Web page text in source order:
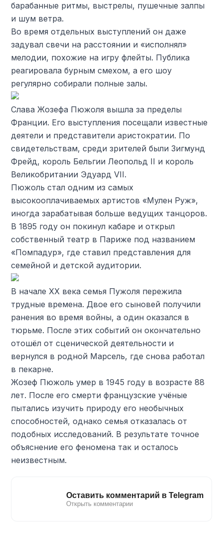
барабанные ритмы, выстрелы, пушечные залпы
и шум ветра.
Во время отдельных выступлений он даже
задувал свечи на расстоянии и «исполнял»
мелодии, похожие на игру флейты. Публика
реагировала бурным смехом, а его шоу
регулярно собирали полные залы.
Слава Жозефа Пюжоля вышла за пределы
Франции. Его выступления посещали известные
деятели и представители аристократии. По
свидетельствам, среди зрителей были Зигмунд
Фрейд, король Бельгии Леопольд II и король
Великобритании Эдуард VII.
Пюжоль стал одним из самых
высокооплачиваемых артистов «Мулен Руж»,
иногда зарабатывая больше ведущих танцоров.
В 1895 году он покинул кабаре и открыл
собственный театр в Париже под названием
«Помпадур», где ставил представления для
семейной и детской аудитории.
В начале XX века семья Пужоля пережила
трудные времена. Двое его сыновей получили
ранения во время войны, а один оказался в
тюрьме. После этих событий он окончательно
отошёл от сценической деятельности и
вернулся в родной Марсель, где снова работал
в пекарне.
Жозеф Пюжоль умер в 1945 году в возрасте 88
лет. После его смерти французские учёные
пытались изучить природу его необычных
способностей, однако семья отказалась от
подобных исследований. В результате точное
объяснение его феномена так и осталось
неизвестным.